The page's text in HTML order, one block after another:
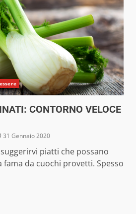
CONTORNO VELOCE
31 Gennaio 2020
piatti che possano
da cuochi provetti. Spesso